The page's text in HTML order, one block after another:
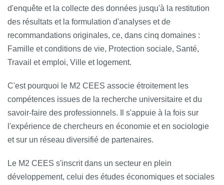
d'enquête et la collecte des données jusqu'à la restitution
des résultats et la formulation d'analyses et de
recommandations originales, ce, dans cinq domaines :
Famille et conditions de vie, Protection sociale, Santé,
Travail et emploi, Ville et logement.
C'est pourquoi le M2 CEES associe étroitement les
compétences issues de la recherche universitaire et du
savoir-faire des professionnels. Il s'appuie à la fois sur
l'expérience de chercheurs en économie et en sociologie
et sur un réseau diversifié de partenaires.
Le M2 CEES s'inscrit dans un secteur en plein
développement, celui des études économiques et sociales